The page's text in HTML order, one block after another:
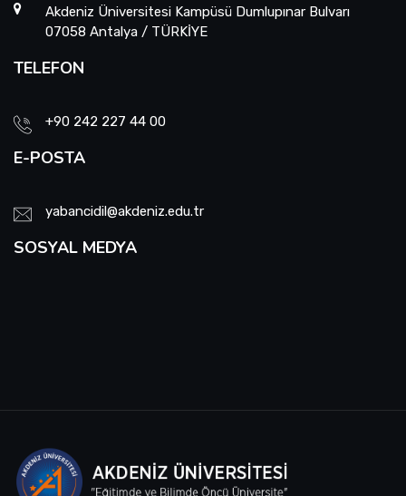
Akdeniz Üniversitesi Kampüsü Dumlupınar Bulvarı
07058 Antalya / TÜRKİYE
TELEFON
+90 242 227 44 00
E-POSTA
yabancidil@akdeniz.edu.tr
SOSYAL MEDYA